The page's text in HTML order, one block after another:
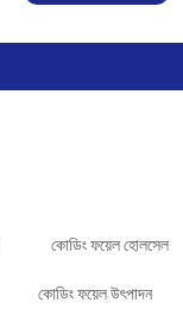
কোডিং ফয়েল হোলসেল
কোডিং ফয়েল উৎপাদন